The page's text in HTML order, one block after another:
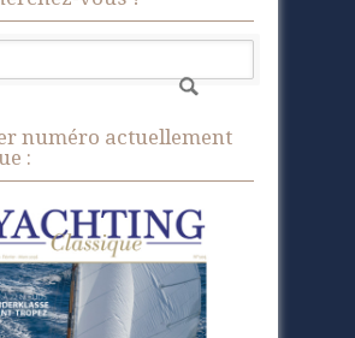
numéro actuellement
: